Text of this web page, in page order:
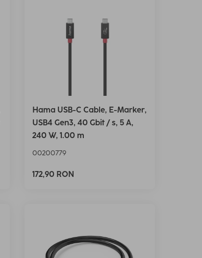
Hama USB-C Cable, E-Marker,
USB4 Gen3, 40 Gbit / s, 5 A,
240 W, 1.00 m
00200779
172,90 RON